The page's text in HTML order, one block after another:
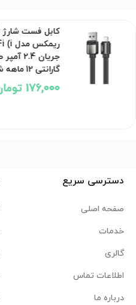
گارانتی 12 ماهه شرکتی
176,000 تومان
دسترسی سریع
صفحه اصلی
خدمات
گالری
اطلاعات تماس
درباره ما